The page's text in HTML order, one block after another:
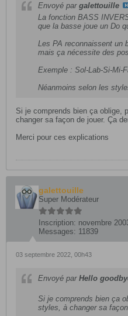
Envoyé par galettouille
La fonction BASS
que la basse joue un Do
Les PA reconnaissent un
mais ça nécessite des
Exemple : Sol-Lab-Si-Mi-
Néanmoins selon les
Si je comprends bien ça oblige,
changer sa façon de jouer. Ça
Merci pour ces explications
galettouille
Super Modérateur
Inscription: novembre
Messages: 11839
03 septembre 2022, 00h43
Envoyé par Hello
Si je comprends bien ça
styles, à changer sa